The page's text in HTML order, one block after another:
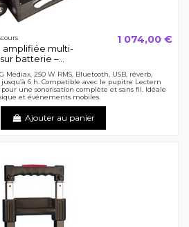
amplifiée multi-
batterie –...
1 074,00 €
Mediax, 250 W RMS, Bluetooth, USB, réverb,
6 h. Compatible avec le pupitre Lectern
une sonorisation complète et sans fil. Idéale
et événements mobiles.
Ajouter au panier